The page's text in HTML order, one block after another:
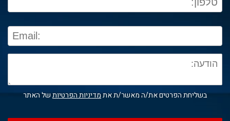
בשליחת הפרטים את/ה מאשר/ת אתמדיניות הפרטיותשל האתר